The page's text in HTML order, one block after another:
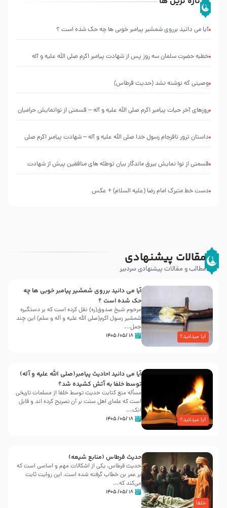
آیا می دانید برروی شمشیر پیامبر خوبی ها چه حک شده است ؟
خطبه حضرت سلمان سه روز پس از شهادت پیامبر اکرم صلی الله علیه و آله
وصیتی که نوشته نشد (حدیث قرطاس)
روزهای آخر حیات پیامبر اکرم صلی الله علیه و آله – قسمتی از نوانمایش حرامیان
‌‌‌‌‌‌‌داستان ترور نافرجام رسول خدا صلی الله علیه و آله – شهادت پیامبر اکرم صلی
قسمتی از نوا نمایش بیرق ماندگار بیان توطئه های منافقین پیش از شهادت
دست خط متبرک امام رضا (علیه السلام) + عکس
مقالات پیشنهادی
مطالب و مقالات پیشنهادی سردبیر
آیا میدانید؟
آیا می دانید برروی شمشیر پیامبر خوبی ها چه
حک شده است ؟
مرحوم شیخ صدوق(ره) نقل کرده است که بر دستگیره
شمشیر رسول اکرم(صلی الله علیه و آله و سلم) این چند
جمل...
۱۸ /۰۵/ ۱۴۰۵
آیا میدانید؟
آیا می دانید احادیث پیامبر(صلی الله علیه و آله)
توسط خلفا به آتش کشیده شد؟
مسأله منع کتابت حدیث توسط خلفا از مسلمات تاریخی
است که علمای اهل سنت بر آن تصریح کرده اند و قابل
انک...
۱۸ /۰۵/ ۱۴۰۵
خلفا
حدیث قرطاس (منابع شیعه)
حدیث قرطاس، یکی از اشکالات مهم و اساسی است که
بر عمر بن خطاب گرفته شده است، این روایت ثابت
می‌کند که...
۱۸ /۰۵/ ۱۴۰۵